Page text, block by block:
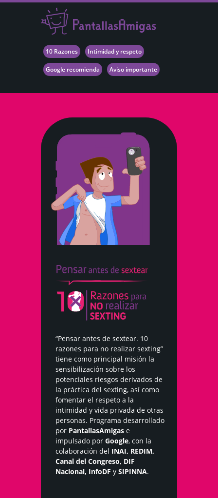
10 Razones Intimidad y respeto
Google recomienda Aviso importante
“Pensar antes de sextear. 10
razones para no realizar sexting”
tiene como principal misión la
sensibilización sobre los
potenciales riesgos derivados de
la práctica del sexting, así como
fomentar el respeto a la
intimidad y vida privada de otras
personas. Programa desarrollado
por PantallasAmigas e
impulsado por Google, con la
colaboración del INAI, REDIM,
Canal del Congreso, DIF
Nacional, InfoDF y SIPINNA.